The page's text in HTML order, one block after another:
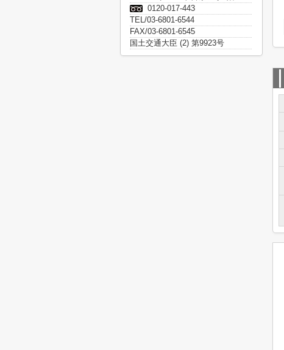
0120-017-443
TEL/03-6801-6544
FAX/03-6801-6545
国土交通大臣 (2) 第9923号